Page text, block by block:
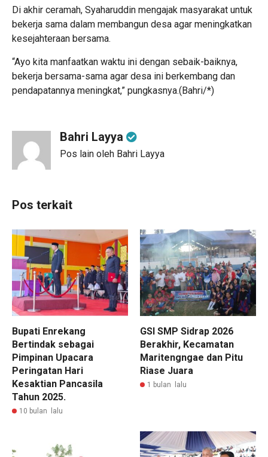
Di akhir ceramah, Syaharuddin mengajak masyarakat untuk
bekerja sama dalam membangun desa agar meningkatkan
kesejahteraan bersama.
“Ayo kita manfaatkan waktu ini dengan sebaik-baiknya,
bekerja bersama-sama agar desa ini berkembang dan
pendapatannya meningkat,” pungkasnya.(Bahri/*)
Bahri Layya
Pos lain oleh Bahri Layya
Pos terkait
Bupati Enrekang
Bertindak sebagai
Pimpinan Upacara
Peringatan Hari
Kesaktian Pancasila
Tahun 2025.
10 bulan lalu
GSI SMP Sidrap 2026
Berakhir, Kecamatan
Maritengngae dan Pitu
Riase Juara
1 bulan lalu